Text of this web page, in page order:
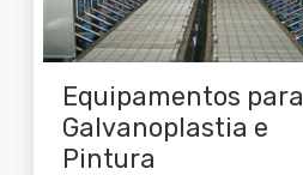
Equipamentos para
Galvanoplastia e
Pintura